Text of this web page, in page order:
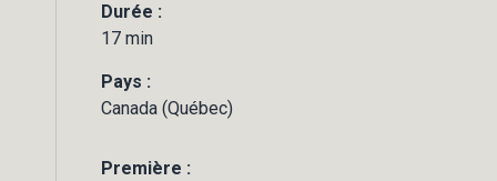
Durée :
17 min
Pays :
Canada (Québec)
Première :